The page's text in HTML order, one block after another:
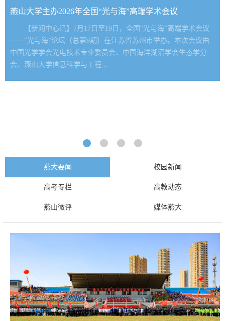
燕山大学主办2026年全国“光与海”高端学术会议
【新闻中心讯】7月17日至19日，全国“光与海”高端学术会议
——“光与海”论坛（总第9期）在江苏省苏州市举办。本次会议由
中国光学学会光电技术专业委员会、中国海洋湖沼学会生态学分
会、燕山大学信息科学与工程...
燕大要闻 校园新闻
高考专栏 高教动态
燕山微评 媒体燕大